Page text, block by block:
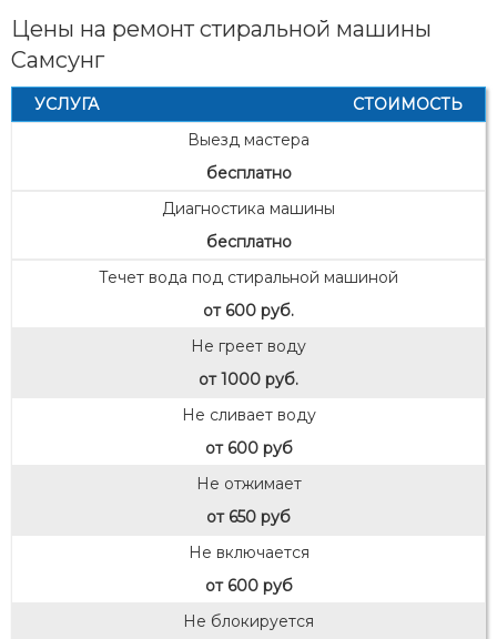
Цены на ремонт стиральной машины
Самсунг
УСЛУГА
СТОИМОСТЬ
Выезд мастера
бесплатно
Диагностика машины
бесплатно
Течет вода под стиральной машиной
от 600 руб.
Не греет воду
от 1000 руб.
Не сливает воду
от 600 руб
Не отжимает
от 650 руб
Не включается
от 600 руб
Не блокируется